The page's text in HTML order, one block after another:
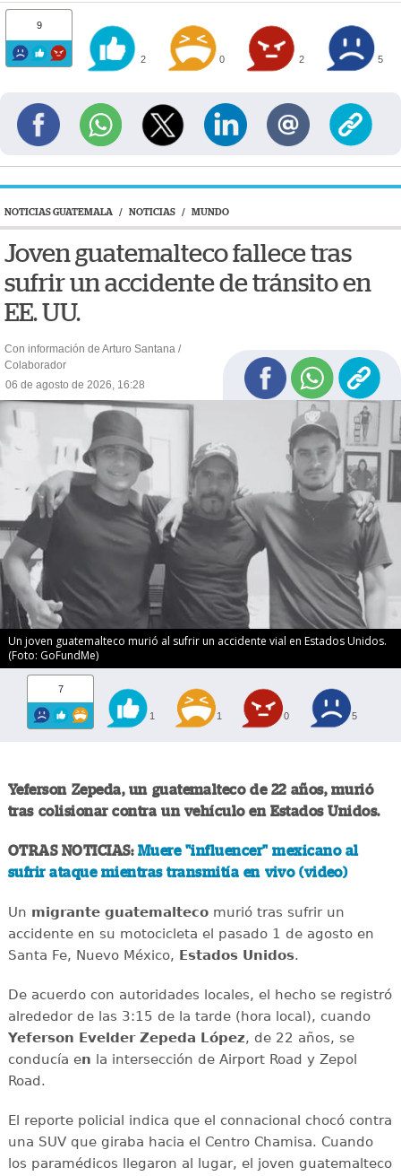
9
2 0 2 5
NOTICIAS GUATEMALA / NOTICIAS / MUNDO
Joven guatemalteco fallece tras
sufrir un accidente de tránsito en
EE. UU.
Con información de Arturo Santana /
Colaborador
06 de agosto de 2026, 16:28
Un joven guatemalteco murió al sufrir un accidente vial en Estados Unidos.
(Foto: GoFundMe)
7
1 1 0 5
Yeferson Zepeda, un guatemalteco de 22 años, murió
tras colisionar contra un vehículo en Estados Unidos.
OTRAS NOTICIAS: Muere "influencer" mexicano al
sufrir ataque mientras transmitía en vivo (video)
Un migrante guatemaltecomurió tras sufrir un
accidente en su motocicleta el pasado 1 de agosto en
Santa Fe, Nuevo México, Estados Unidos.
De acuerdo con autoridades locales, el hecho se registró
alrededor de las 3:15 de la tarde (hora local), cuando
Yeferson Evelder Zepeda López, de 22 años, se
conducía en la intersección de Airport Road y Zepol
Road.
El reporte policial indica que el connacional chocó contra
una SUV que giraba hacia el Centro Chamisa. Cuando
los paramédicos llegaron al lugar, el joven guatemalteco